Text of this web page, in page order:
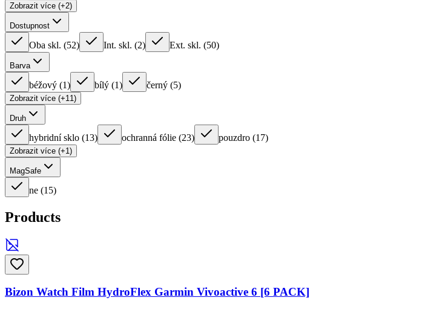
Zobrazit více (+2)
Dostupnost
Oba skl. (52) Int. skl. (2) Ext. skl. (50)
Barva
béžový (1) bílý (1) černý (5)
Zobrazit více (+11)
Druh
hybridní sklo (13) ochranná fólie (23) pouzdro (17)
Zobrazit více (+1)
MagSafe
ne (15)
Products
Bizon Watch Film HydroFlex Garmin Vivoactive 6 [6 PACK]